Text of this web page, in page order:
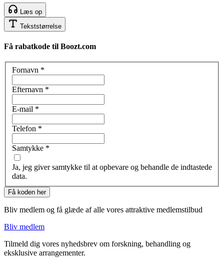
Læs op
Tekststørrelse
Få rabatkode til Boozt.com
Fornavn *
Efternavn *
E-mail *
Telefon *
Samtykke *
Ja, jeg giver samtykke til at opbevare og behandle de indtastede
data.
Få koden her
Bliv medlem og få glæde af alle vores attraktive medlemstilbud
Bliv medlem
Tilmeld dig vores nyhedsbrev om forskning, behandling og
eksklusive arrangementer.